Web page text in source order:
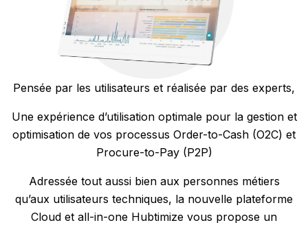
Pensée par les utilisateurs et réalisée par des experts,
Une expérience d’utilisation optimale pour la gestion et
optimisation de vos processus Order-to-Cash (O2C) et
Procure-to-Pay (P2P)
Adressée tout aussi bien aux personnes métiers
qu’aux utilisateurs techniques, la nouvelle plateforme
Cloud et all-in-one Hubtimize vous propose un